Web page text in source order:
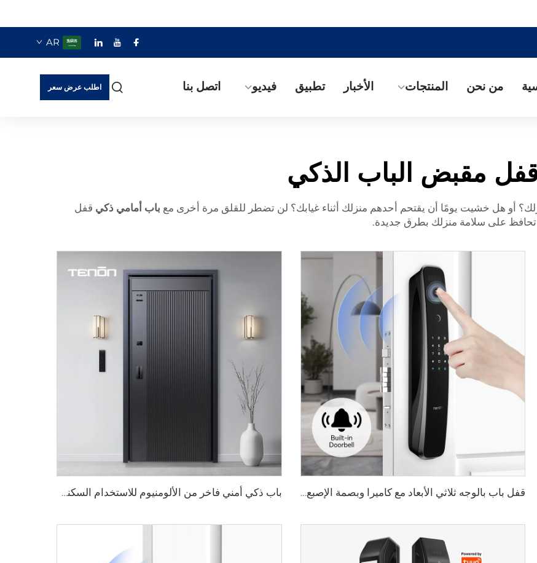
AR
من نحن المنتجات الأخبار تطبيق فيديو اتصل بنا اطلب عرض سعر
مقبض الباب الذكي
أو هل خشيت يومًا أن يقتحم أحدهم منزلك أثناء غيابك؟ لن تضطر للقلق مرة أخرى مع باب أمامي ذكي قفل
قفل باب بالوجه ثلاثي الأبعاد مع كاميرا وبصمة الإصبع وكلمة المرور والأوردة Tenon A9 Pro باب ذكي أمني فاخر من الألومنيوم للاستخدام السكني الرئيسي M8